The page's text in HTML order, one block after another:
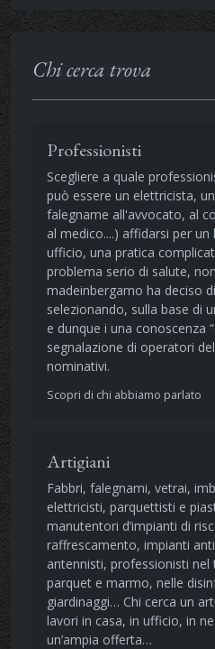
Chi cerca trova
Professionisti
Scegliere a quale
può essere un elettricista,
falegname all'avvocato, al
al medico....) affidarsi per
ufficio, una pratica
problema serio di salute,
madeinbergamo ha deciso
selezionando, sulla base di
e dunque i una conoscenza
segnalazione di operatori
nominativi.
Scopri di chi abbiamo parlato
Artigiani
Fabbri, falegnami, vetrai,
elettricisti, parquettisti e
manutentori d’impianti di
raffrescamento, impianti
antennisti, professionisti
parquet e marmo, nelle
giardinaggi… Chi cerca un
lavori in casa, in ufficio, in
un’ampia offerta…